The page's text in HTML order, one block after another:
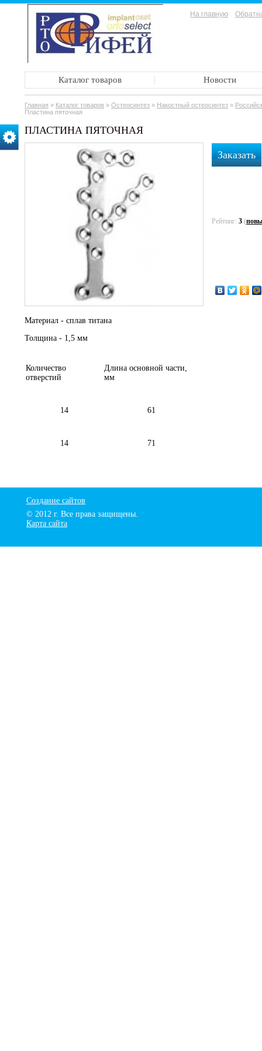
На главную
Каталог товаров Новости
Главная » Каталог товаров » Остеосинтез » Накостный остеосинтез »
Пластина пяточная
ПЛАСТИНА ПЯТОЧНАЯ
Заказать
Рейтинг: 3 (
Материал - сплав титана
Толщина - 1,5 мм
Количество
отверстий
Длина основной части,
мм
14 61
14 71
Создание сайтов
© 2012 г. Все права защищены.
Карта сайта